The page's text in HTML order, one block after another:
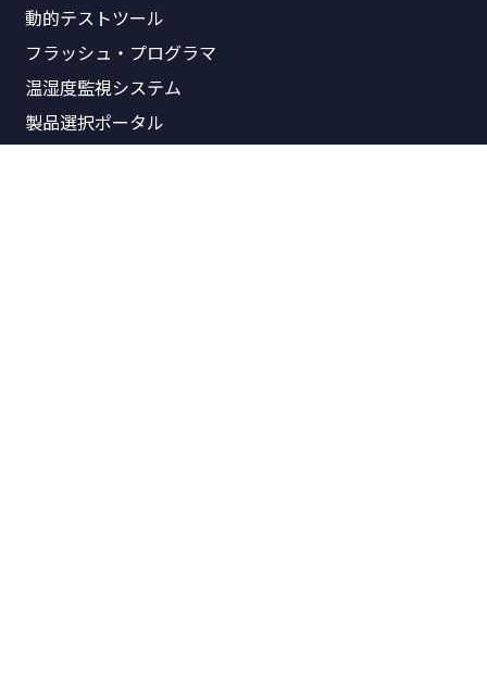
動的テストツール
フラッシュ・プログラマ
温湿度監視システム
製品選択ポータル